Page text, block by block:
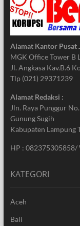
Alamat Kantor Pusat
MGK Office Tower B
Jl. Angkasa Kav.B.6
Tlp (021) 29371239
Alamat Redaksi :
Jln. Raya Punggur
Gunung Sugih
Kabupaten Lampung
HP : 082375305858/
KATEGORI
Aceh
Bali